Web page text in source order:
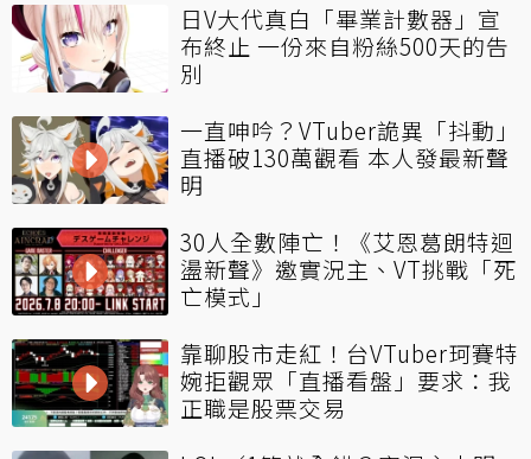
日V大代真白「畢業計數器」宣
布終止 一份來自粉絲500天的告
別
一直呻吟？VTuber詭異「抖動」
直播破130萬觀看 本人發最新聲
明
30人全數陣亡！《艾恩葛朗特迴
盪新聲》邀實況主、VT挑戰「死
亡模式」
靠聊股市走紅！台VTuber珂賽特
婉拒觀眾「直播看盤」要求：我
正職是股票交易